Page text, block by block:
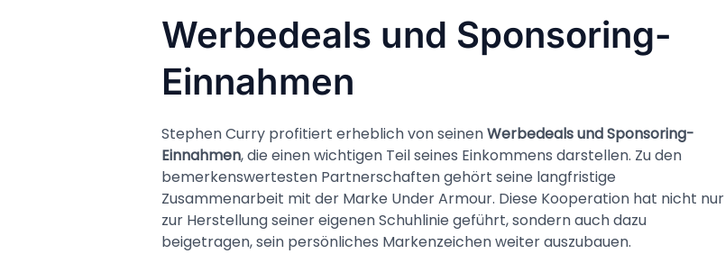
Werbedeals und Sponsoring-
Einnahmen
Stephen Curry profitiert erheblich von seinenWerbedeals und Sponsoring-
Einnahmen, die einen wichtigen Teil seines Einkommens darstellen. Zu den
bemerkenswertesten Partnerschaften gehört seine langfristige
Zusammenarbeit mit der Marke Under Armour. Diese Kooperation hat nicht nur
zur Herstellung seiner eigenen Schuhlinie geführt, sondern auch dazu
beigetragen, sein persönliches Markenzeichen weiter auszubauen.